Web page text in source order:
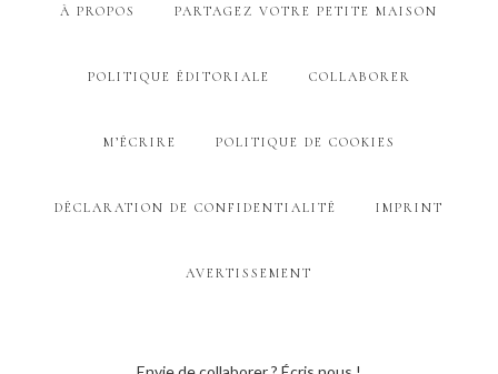
À PROPOS PARTAGEZ VOTRE PETITE MAISON
POLITIQUE ÉDITORIALE COLLABORER
M’ÉCRIRE POLITIQUE DE COOKIES
DÉCLARATION DE CONFIDENTIALITÉ IMPRINT
AVERTISSEMENT